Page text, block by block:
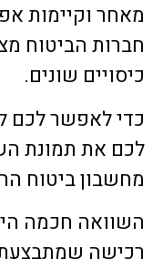
מאחר וקיימות
חברות הביטוח
כיסויים שונים.
כדי לאפשר לכם
לכם את תמונת
מחשבון ביטוח
השוואה חכמה
רכישה